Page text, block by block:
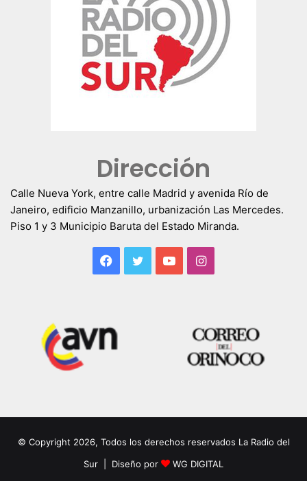
Dirección
Calle Nueva York, entre calle Madrid y avenida Río de
Janeiro, edificio Manzanillo, urbanización Las Mercedes.
Piso 1 y 3 Municipio Baruta del Estado Miranda.
Facebook
TwitterYouTubeInstagram
© Copyright 2026, Todos los derechos reservados La Radio del
Sur | Diseño por
WG DIGITAL